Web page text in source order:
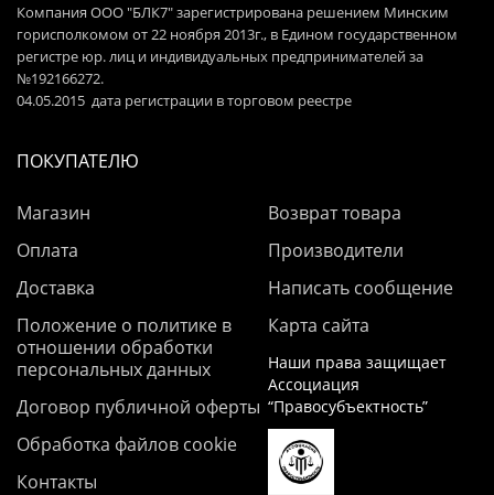
Компания ООО "БЛК7" зарегистрирована решением Минским
горисполкомом от 22 ноября 2013г., в Едином государственном
регистре юр. лиц и индивидуальных предпринимателей за
№192166272.
04.05.2015 дата регистрации в торговом реестре
ПОКУПАТЕЛЮ
Магазин
Оплата
Доставка
Положение о политике в
отношении обработки
персональных данных
Договор публичной оферты
Обработка файлов cookie
Контакты
Возврат товара
Производители
Написать сообщение
Карта сайта
Наши права защищает
Ассоциация
“Правосубъектность”